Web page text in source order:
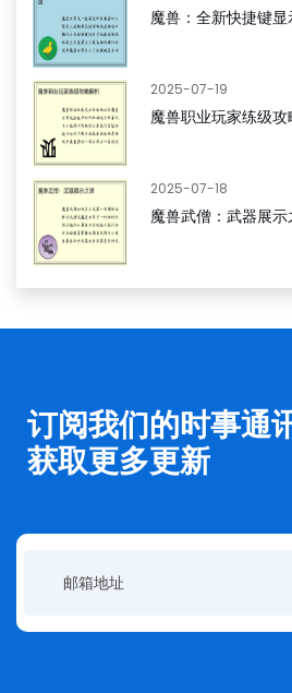
魔兽：全新快捷键
2025-07-19
魔兽职业玩家练级
2025-07-18
魔兽武僧：武器展示
订阅我们的时事通
获取更多更新